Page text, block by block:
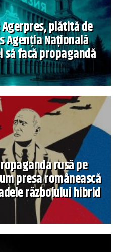
plătită de
Agenția Națională
facă propagandă
rusă pe
presa românească
războiului hibrid